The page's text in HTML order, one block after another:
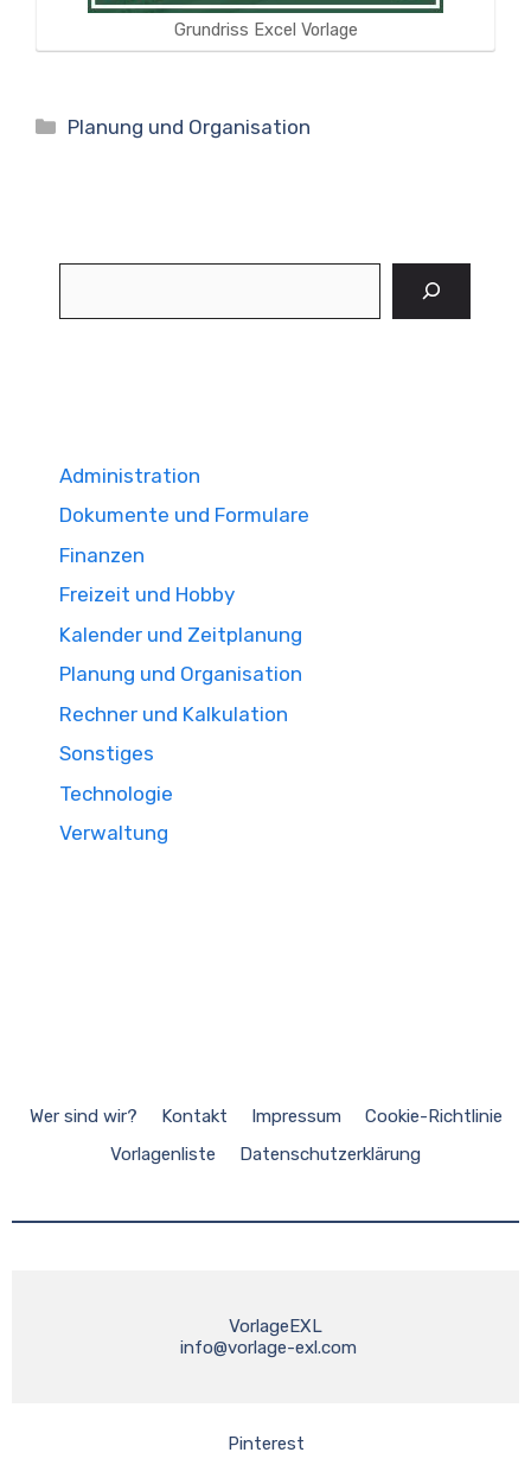
Grundriss Excel Vorlage
Kategorien
Planung und Organisation
Administration
Dokumente und Formulare
Finanzen
Freizeit und Hobby
Kalender und Zeitplanung
Planung und Organisation
Rechner und Kalkulation
Sonstiges
Technologie
Verwaltung
Wer sind wir? Kontakt Impressum
Cookie-Richtlinie
Vorlagenliste
Datenschutzerklärung
    VorlageEXL
info@vorlage-exl.com
Pinterest